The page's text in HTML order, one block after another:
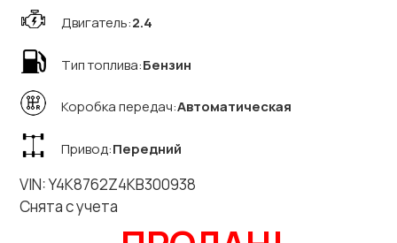
Двигатель:2.4
Тип топлива:Бензин
Коробка передач:Автоматическая
Привод:Передний
VIN: Y4K8762Z4KB300938
Снята с учета